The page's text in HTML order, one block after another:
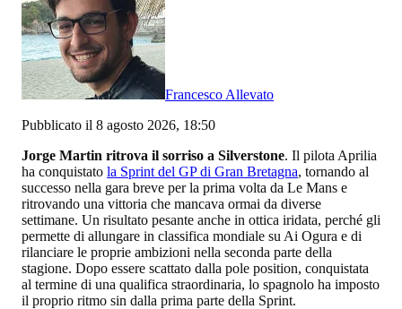
Francesco Allevato
Pubblicato il 8 agosto 2026, 18:50
Jorge Martin ritrova il sorriso a Silverstone. Il pilota Aprilia
ha conquistato la Sprint del GP di Gran Bretagna, tornando al
successo nella gara breve per la prima volta da Le Mans e
ritrovando una vittoria che mancava ormai da diverse
settimane. Un risultato pesante anche in ottica iridata, perché gli
permette di allungare in classifica mondiale su Ai Ogura e di
rilanciare le proprie ambizioni nella seconda parte della
stagione. Dopo essere scattato dalla pole position, conquistata
al termine di una qualifica straordinaria, lo spagnolo ha imposto
il proprio ritmo sin dalla prima parte della Sprint.